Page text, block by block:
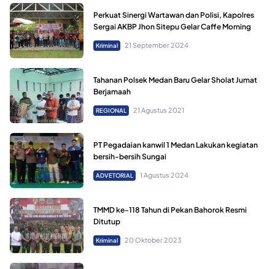
Perkuat Sinergi Wartawan dan Polisi, Kapolres
Sergai AKBP Jhon Sitepu Gelar Caffe Morning
Kriminal 21 September 2024
Tahanan Polsek Medan Baru Gelar Sholat Jumat
Berjamaah
REGIONAL 21 Agustus 2021
PT Pegadaian kanwil 1 Medan Lakukan kegiatan
bersih-bersih Sungai
ADVETORIAL 1 Agustus 2024
TMMD ke-118 Tahun di Pekan Bahorok Resmi
Ditutup
Kriminal 20 Oktober 2023